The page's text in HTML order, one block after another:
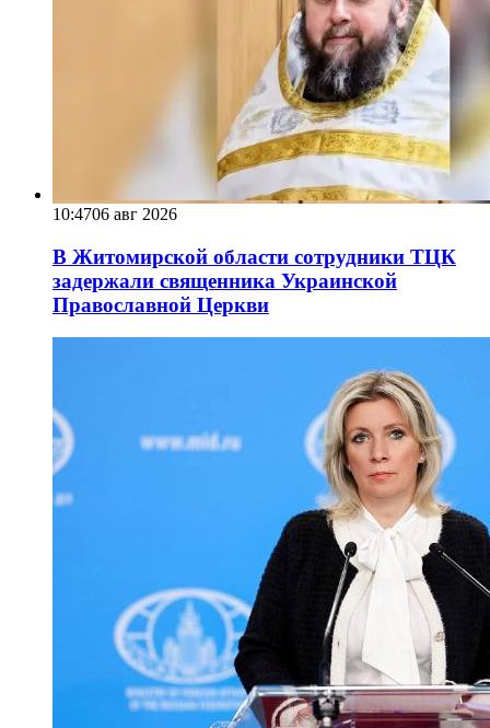
10:4706 авг 2026
В Житомирской области сотрудники ТЦК
задержали священника Украинской
Православной Церкви